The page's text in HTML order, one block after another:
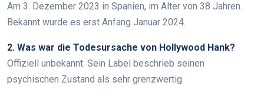
Am 3. Dezember 2023 in Spanien, im Alter von 38 Jahren.
Bekannt wurde es erst Anfang Januar 2024.
2. Was war die Todesursache von Hollywood Hank?
Offiziell unbekannt. Sein Label beschrieb seinen
psychischen Zustand als sehr grenzwertig.